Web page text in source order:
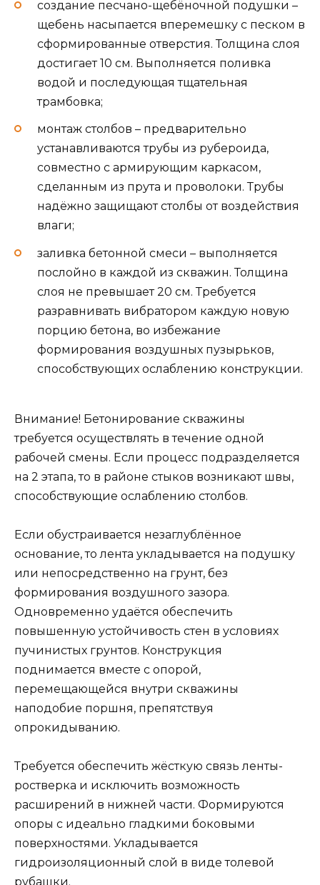
создание песчано-щебёночной подушки –
щебень насыпается вперемешку с песком в
сформированные отверстия. Толщина слоя
достигает 10 см. Выполняется поливка
водой и последующая тщательная
трамбовка;
монтаж столбов – предварительно
устанавливаются трубы из рубероида,
совместно с армирующим каркасом,
сделанным из прута и проволоки. Трубы
надёжно защищают столбы от воздействия
влаги;
заливка бетонной смеси – выполняется
послойно в каждой из скважин. Толщина
слоя не превышает 20 см. Требуется
разравнивать вибратором каждую новую
порцию бетона, во избежание
формирования воздушных пузырьков,
способствующих ослаблению конструкции.
Внимание! Бетонирование скважины
требуется осуществлять в течение одной
рабочей смены. Если процесс подразделяется
на 2 этапа, то в районе стыков возникают швы,
способствующие ослаблению столбов.
Если обустраивается незаглублённое
основание, то лента укладывается на подушку
или непосредственно на грунт, без
формирования воздушного зазора.
Одновременно удаётся обеспечить
повышенную устойчивость стен в условиях
пучинистых грунтов. Конструкция
поднимается вместе с опорой,
перемещающейся внутри скважины
наподобие поршня, препятствуя
опрокидыванию.
Требуется обеспечить жёсткую связь ленты-
ростверка и исключить возможность
расширений в нижней части. Формируются
опоры с идеально гладкими боковыми
поверхностями. Укладывается
гидроизоляционный слой в виде толевой
рубашки.